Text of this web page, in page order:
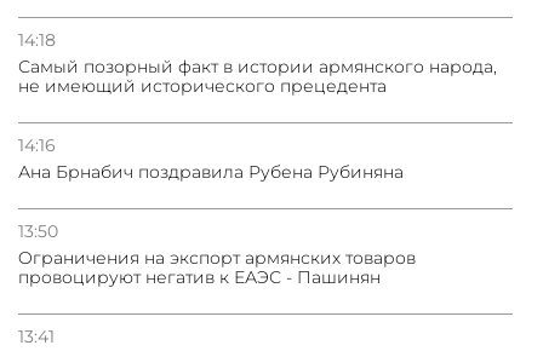
14:18
Самый позорный факт в истории армянского народа,
не имеющий исторического прецедента
14:16
Ана Брнабич поздравила Рубена Рубиняна
13:50
Oграничения на экспорт армянских товаров
провоцируют негатив к ЕАЭС - Пашинян
13:41